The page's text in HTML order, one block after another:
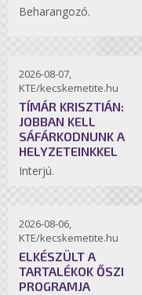
Beharangozó.
2026-08-07,
KTE/kecskemetite.hu
TÍMÁR KRISZTIÁN:
JOBBAN KELL
SÁFÁRKODNUNK A
HELYZETEINKKEL
Interjú.
2026-08-06,
KTE/kecskemetite.hu
ELKÉSZÜLT A
TARTALÉKOK ŐSZI
PROGRAMJA